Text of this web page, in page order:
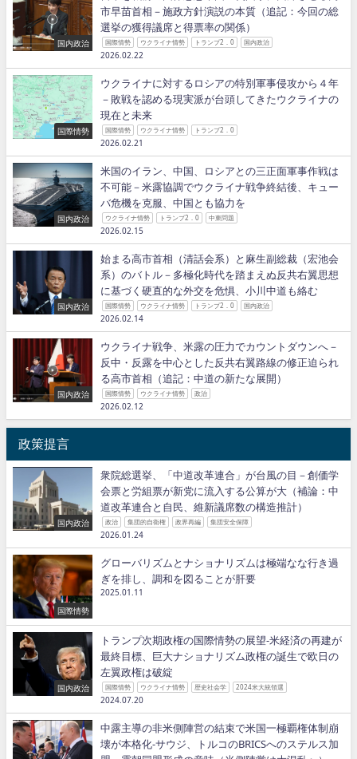
国内政治
市早苗首相－施政方針演説の本質（追記：今回の総
選挙の獲得議席と得票率の関係）
国際情勢 ウクライナ情勢 トランプ2．0 国内政治
2026.02.22
国際情勢
ウクライナに対するロシアの特別軍事侵攻から４年
－敗戦を認める現実派が台頭してきたウクライナの
現在と未来
国際情勢 ウクライナ情勢 トランプ2．0
2026.02.21
国内政治
米国のイラン、中国、ロシアとの三正面軍事作戦は
不可能－米露協調でウクライナ戦争終結後、キュー
バ危機を克服、中国とも協力を
ウクライナ情勢 トランプ2．0 中東問題
2026.02.15
国内政治
始まる高市首相（清話会系）と麻生副総裁（宏池会
系）のバトル－多極化時代を踏まえぬ反共右翼思想
に基づく硬直的な外交を危惧、小川中道も絡む
国際情勢 ウクライナ情勢 トランプ2．0 国内政治
2026.02.14
国内政治
ウクライナ戦争、米露の圧力でカウントダウンへ－
反中・反露を中心とした反共右翼路線の修正迫られ
る高市首相（追記：中道の新たな展開）
国際情勢 ウクライナ情勢 政治
2026.02.12
政策提言
国内政治
衆院総選挙、「中道改革連合」が台風の目－創価学
会票と労組票が新党に流入する公算が大（補論：中
道改革連合と自民、維新議席数の構造推計）
政治 集団的自衛権 政界再編 集団安全保障
2026.01.24
国際情勢
グローバリズムとナショナリズムは極端なな行き過
ぎを排し、調和を図ることが肝要
2025.01.11
国内政治
トランプ次期政権の国際情勢の展望−米経済の再建が
最終目標、巨大ナショナリズム政権の誕生で欧日の
左翼政権は破綻
国際情勢 ウクライナ情勢 歴史社会学 2024米大統領選
2024.07.20
中露主導の非米側陣営の結束で米国一極覇権体制崩
壊が本格化−サウジ、トルコのBRICSへのステルス加